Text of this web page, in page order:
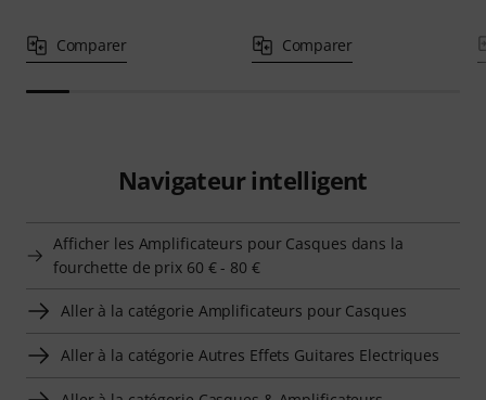
Comparer Comparer
Navigateur intelligent
Afficher les Amplificateurs pour Casques dans la
fourchette de prix 60 € - 80 €
Aller à la catégorie Amplificateurs pour Casques
Aller à la catégorie Autres Effets Guitares Electriques